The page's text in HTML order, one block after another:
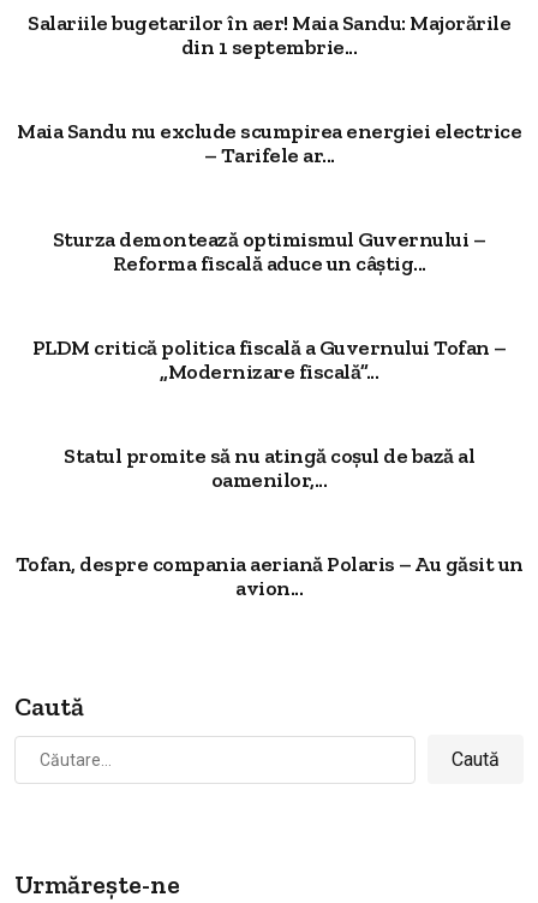
Salariile bugetarilor în aer! Maia Sandu: Majorările
din 1 septembrie...
Maia Sandu nu exclude scumpirea energiei electrice
– Tarifele ar...
Sturza demontează optimismul Guvernului –
Reforma fiscală aduce un câștig...
PLDM critică politica fiscală a Guvernului Tofan –
„Modernizare fiscală”...
Statul promite să nu atingă coșul de bază al
oamenilor,...
Tofan, despre compania aeriană Polaris – Au găsit un
avion...
Caută
Caută
după:
Urmărește-ne